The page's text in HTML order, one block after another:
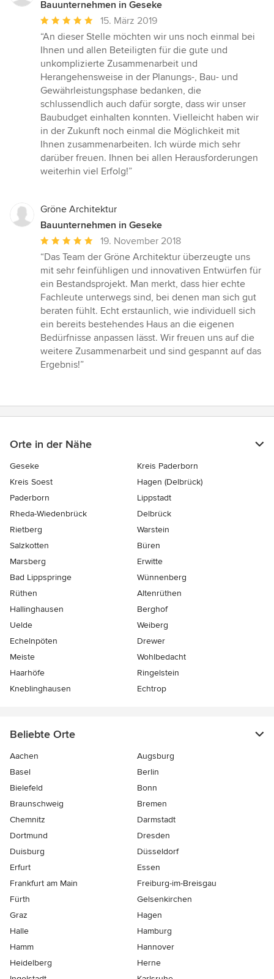
Bauunternehmen in Geseke
Durchschnittliche
Bewertung:
5
von
5
Sternen
15. März 2019
“An dieser Stelle möchten wir uns noch einmal bei
Ihnen und allen Beteiligten für die gute und
unkomplizierte Zusammenarbeit und
Herangehensweise in der Planungs-, Bau- und
Gewährleistungsphase bedanken, die
schlussendlich auch dafür sorgte, dass wir unser
Baubudget einhalten konnten. Vielleicht haben wir
in der Zukunft noch einmal die Möglichkeit mit
Ihnen zusammenarbeiten. Ich würde mich sehr
darüber freuen. Ihnen bei allen Herausforderungen
weiterhin viel Erfolg!”
Gröne Architektur
Bauunternehmen in Geseke
Durchschnittliche
Bewertung:
5
von
5
Sternen
19. November 2018
“Das Team der Gröne Architektur überzeugte uns
mit sehr feinfühligen und innovativen Entwürfen für
ein Bestandsprojekt. Man merkt, dass hier echte
Fachleute unterwegs sind, bei denen man sich gut
beraten fühlt. Echt erstaunlich, wie individuell sich
ein bereits bestehendes Haus an die eigenen
Bedürfnisse anpassen lässt. Wir freuen uns auf die
weitere Zusammenarbeit und sind gespannt auf das
Ergebnis!”
Orte in der Nähe
Geseke
Kreis Paderborn
Kreis Soest
Hagen (Delbrück)
Paderborn
Lippstadt
Rheda-Wiedenbrück
Delbrück
Rietberg
Warstein
Salzkotten
Büren
Marsberg
Erwitte
Bad Lippspringe
Wünnenberg
Rüthen
Altenrüthen
Hallinghausen
Berghof
Uelde
Weiberg
Echelnpöten
Drewer
Meiste
Wohlbedacht
Haarhöfe
Ringelstein
Kneblinghausen
Echtrop
Beliebte Orte
Aachen
Augsburg
Basel
Berlin
Bielefeld
Bonn
Braunschweig
Bremen
Chemnitz
Darmstadt
Dortmund
Dresden
Duisburg
Düsseldorf
Erfurt
Essen
Frankfurt am Main
Freiburg-im-Breisgau
Fürth
Gelsenkirchen
Graz
Hagen
Halle
Hamburg
Hamm
Hannover
Heidelberg
Herne